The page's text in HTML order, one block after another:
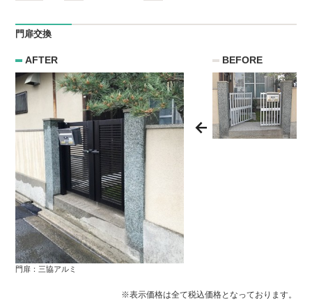
門扉交換
BEFORE
AFTER
門扉：三協アルミ
※表示価格は全て税込価格となっております。